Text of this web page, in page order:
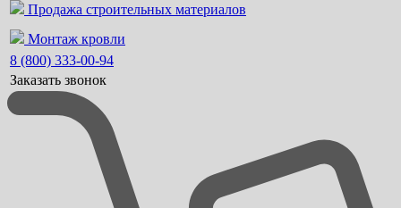
Продажа строительных материалов
Монтаж кровли
8 (800) 333-00-94
Заказать звонок